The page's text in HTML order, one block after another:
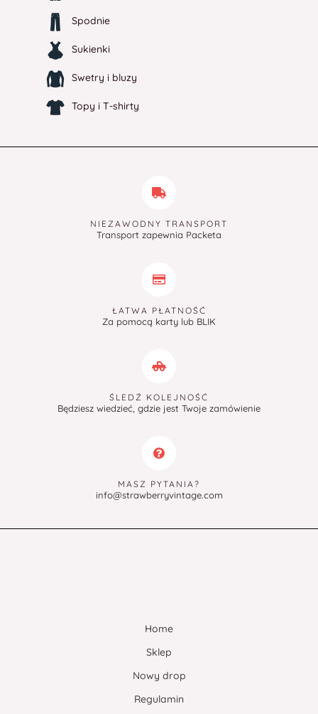
Spodnie
Sukienki
Swetry i bluzy
Topy i T-shirty
NIEZAWODNY TRANSPORT
Transport zapewnia Packeta
ŁATWA PŁATNOŚĆ
Za pomocą karty lub BLIK
ŚLEDŹ KOLEJNOŚĆ
Będziesz wiedzieć, gdzie jest Twoje zamówienie
MASZ PYTANIA?
info@strawberryvintage.com
Home
Sklep
Nowy drop
Regulamin